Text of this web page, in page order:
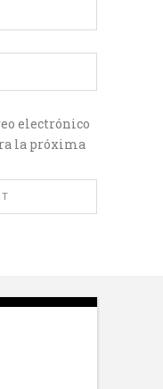
electrónico
la próxima